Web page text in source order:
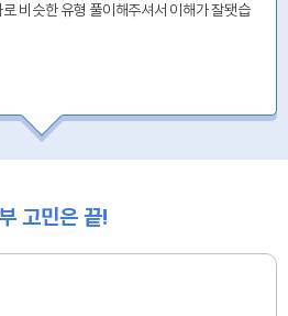
비슷한 유형 풀이해주셔서 이해가 잘됏습
고민은 끝!